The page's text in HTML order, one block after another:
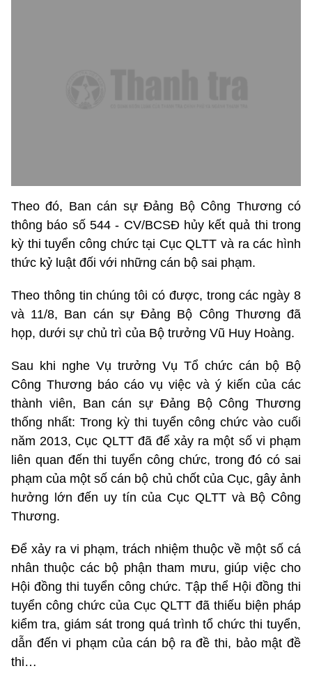
Theo đó, Ban cán sự Đảng Bộ Công Thương có
thông báo số 544 - CV/BCSĐ hủy kết quả thi trong
kỳ thi tuyển công chức tại Cục QLTT và ra các hình
thức kỷ luật đối với những cán bộ sai phạm.
Theo thông tin chúng tôi có được, trong các ngày 8
và 11/8, Ban cán sự Đảng Bộ Công Thương đã
họp, dưới sự chủ trì của Bộ trưởng Vũ Huy Hoàng.
Sau khi nghe Vụ trưởng Vụ Tổ chức cán bộ Bộ
Công Thương báo cáo vụ việc và ý kiến của các
thành viên, Ban cán sự Đảng Bộ Công Thương
thống nhất: Trong kỳ thi tuyển công chức vào cuối
năm 2013, Cục QLTT đã để xảy ra một số vi phạm
liên quan đến thi tuyển công chức, trong đó có sai
phạm của một số cán bộ chủ chốt của Cục, gây ảnh
hưởng lớn đến uy tín của Cục QLTT và Bộ Công
Thương.
Để xảy ra vi phạm, trách nhiệm thuộc về một số cá
nhân thuộc các bộ phận tham mưu, giúp việc cho
Hội đồng thi tuyển công chức. Tập thể Hội đồng thi
tuyển công chức của Cục QLTT đã thiếu biện pháp
kiểm tra, giám sát trong quá trình tổ chức thi tuyển,
dẫn đến vi phạm của cán bộ ra đề thi, bảo mật đề
thi…